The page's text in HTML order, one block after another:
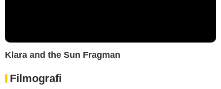
Klara and the Sun Fragman
Filmografi